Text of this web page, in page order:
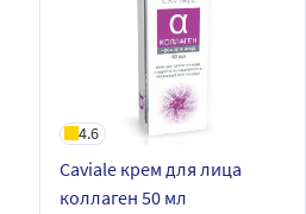
4.6
Caviale крем для лица
коллаген 50 мл